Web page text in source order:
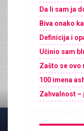
Da li sam ja
Biva onako
Definicija i
Učinio sam
Zašto se ovo
100 imena
Zahvalnost –